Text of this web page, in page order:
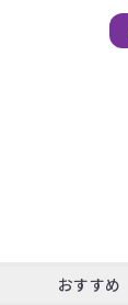
おすすめ